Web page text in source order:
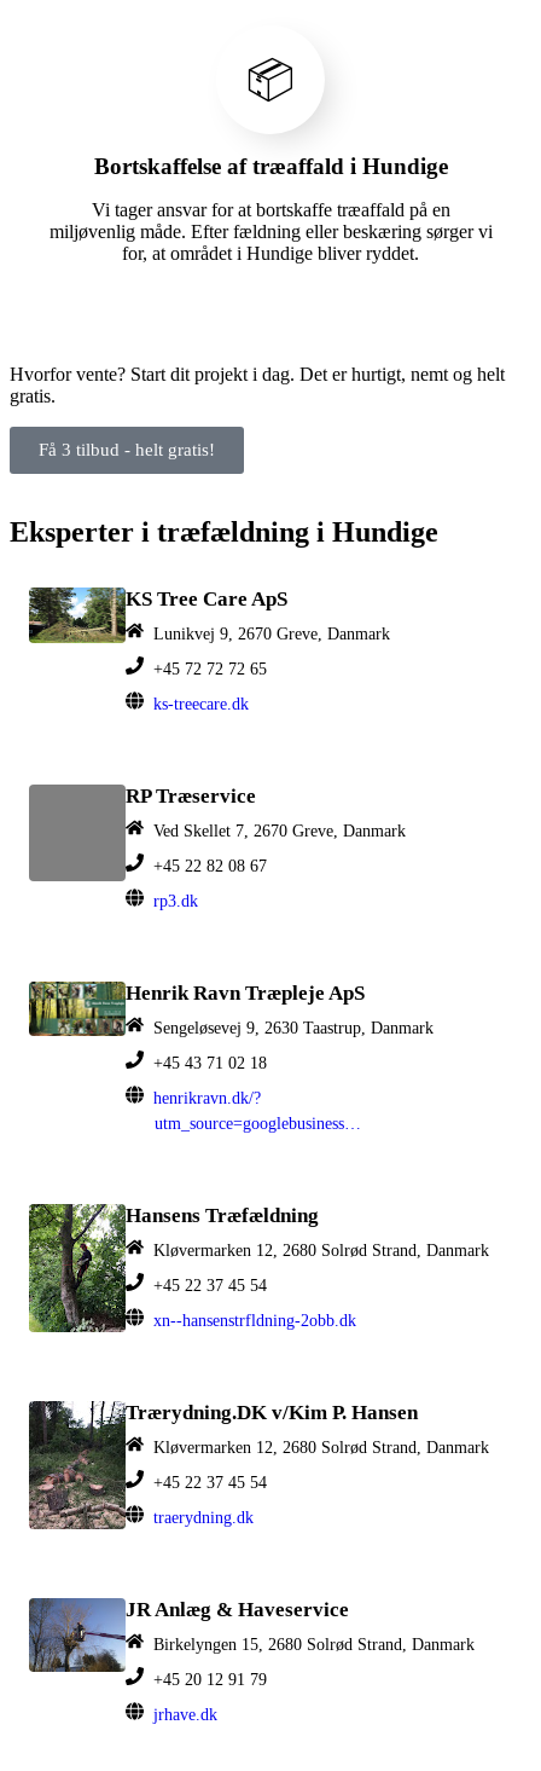
📦
Bortskaffelse af træaffald i Hundige
Vi tager ansvar for at bortskaffe træaffald på en
miljøvenlig måde. Efter fældning eller beskæring sørger vi
for, at området i Hundige bliver ryddet.
Hvorfor vente? Start dit projekt i dag. Det er hurtigt, nemt og helt
gratis.
Få 3 tilbud - helt gratis!
Eksperter i træfældning i Hundige
KS Tree Care ApS
Lunikvej 9, 2670 Greve, Danmark
+45 72 72 72 65
ks-treecare.dk
RP Træservice
Ved Skellet 7, 2670 Greve, Danmark
+45 22 82 08 67
rp3.dk
Henrik Ravn Træpleje ApS
Sengeløsevej 9, 2630 Taastrup, Danmark
+45 43 71 02 18
henrikravn.dk/?
utm_source=googlebusinessprofile+&utm_medium=organic
Hansens Træfældning
Kløvermarken 12, 2680 Solrød Strand, Danmark
+45 22 37 45 54
xn--hansenstrfldning-2obb.dk
Trærydning.DK v/Kim P. Hansen
Kløvermarken 12, 2680 Solrød Strand, Danmark
+45 22 37 45 54
traerydning.dk
JR Anlæg & Haveservice
Birkelyngen 15, 2680 Solrød Strand, Danmark
+45 20 12 91 79
jrhave.dk